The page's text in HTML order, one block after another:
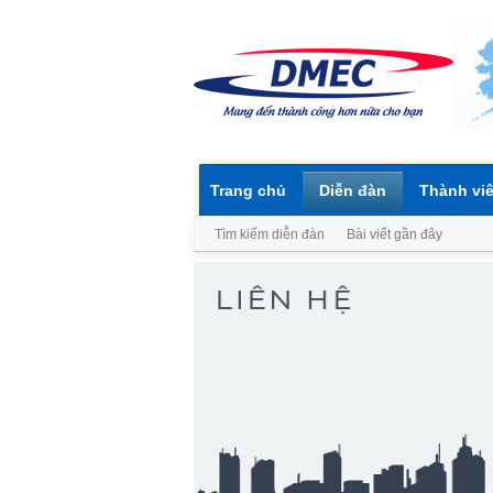
Trang chủ Diễn đàn
Tìm kiếm diễn đàn Bài viết gần đây
Thành